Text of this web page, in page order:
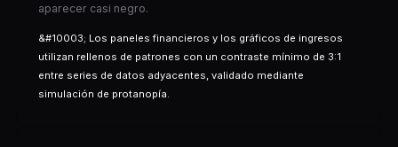
aparecer casi negro.
&#10003; Los paneles financieros y los gráficos de ingresos
utilizan rellenos de patrones con un contraste mínimo de 3:1
entre series de datos adyacentes, validado mediante
simulación de protanopía.